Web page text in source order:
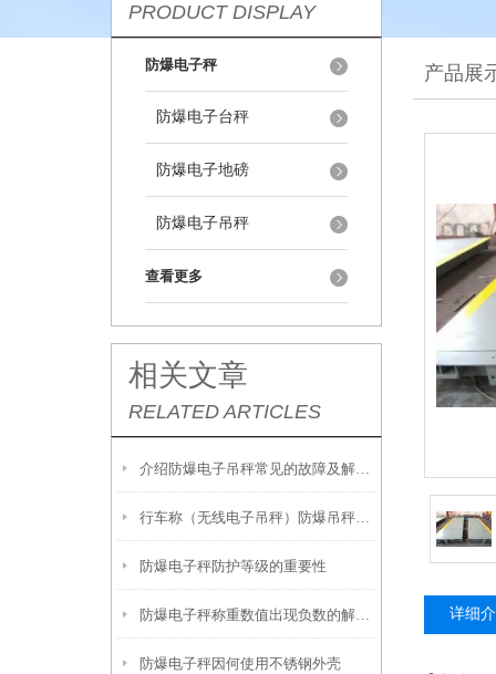
PRODUCT DISPLAY
防爆电子秤
防爆电子台秤
防爆电子地磅
防爆电子吊秤
查看更多
相关文章
RELATED ARTICLES
介绍防爆电子吊秤常见的故障及解决方法
行车称（无线电子吊秤）防爆吊秤显示故障发解决方法
防爆电子秤防护等级的重要性
防爆电子秤称重数值出现负数的解决方法
防爆电子秤因何使用不锈钢外壳
产品展
详细